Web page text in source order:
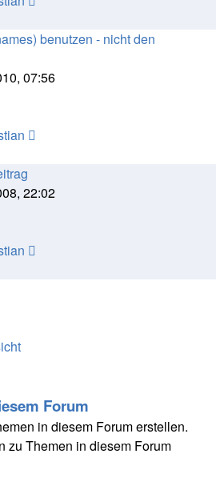
benutzen - nicht den
07:56
22:02
Forum
in diesem Forum erstellen.
zu Themen in diesem Forum